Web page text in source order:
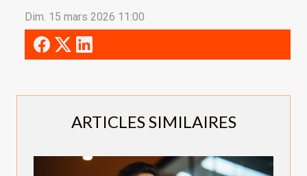
ARTICLES SIMILAIRES
Dim. 15 mars 2026 11:00